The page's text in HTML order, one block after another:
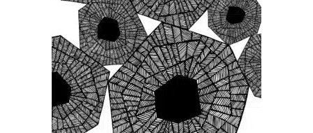
AJOUTER AU PANIER